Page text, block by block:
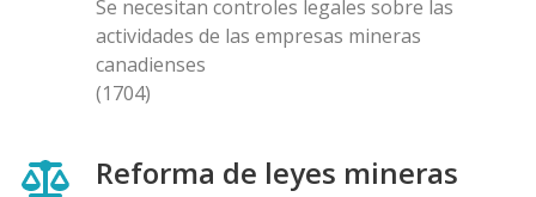
Se necesitan controles legales sobre las
actividades de las empresas mineras
canadienses
(1704)
Reforma de leyes mineras